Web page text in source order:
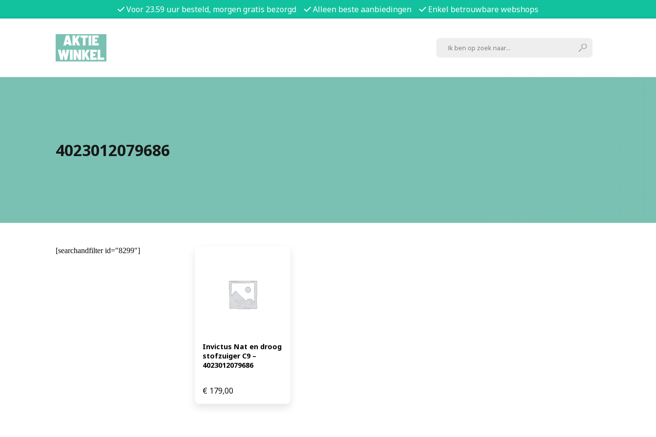
Voor 23.59 uur besteld, morgen gratis bezorgd Alleen beste aanbiedingen Enkel betrouwbare webshops
4023012079686
[searchandfilter id="8299"]
Invictus Nat en droog
stofzuiger C9 –
4023012079686
€ 179,00